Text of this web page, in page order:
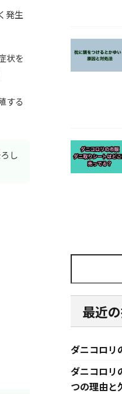
発生
状を
する
し
最近
ダニコロリ
ダニコロリ
つの理由と